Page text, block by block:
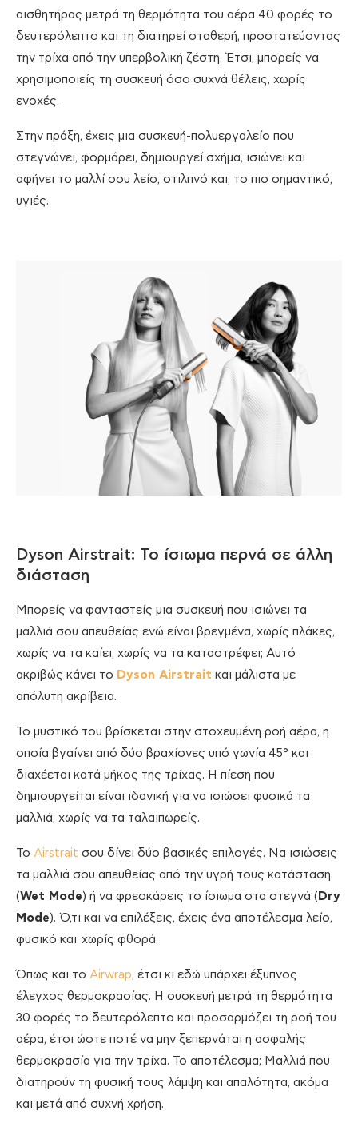
αισθητήρας μετρά τη θερμότητα του αέρα 40 φορές το
δευτερόλεπτο και τη διατηρεί σταθερή, προστατεύοντας
την τρίχα από την υπερβολική ζέστη. Έτσι, μπορείς να
χρησιμοποιείς τη συσκευή όσο συχνά θέλεις, χωρίς
ενοχές.
Στην πράξη, έχεις μια συσκευή-πολυεργαλείο που
στεγνώνει, φορμάρει, δημιουργεί σχήμα, ισιώνει και
αφήνει το μαλλί σου λείο, στιλπνό και, το πιο σημαντικό,
υγιές.
Dyson Airstrait: Το ίσιωμα περνά σε άλλη
διάσταση
Μπορείς να φανταστείς μια συσκευή που ισιώνει τα
μαλλιά σου απευθείας ενώ είναι βρεγμένα, χωρίς πλάκες,
χωρίς να τα καίει, χωρίς να τα καταστρέφει; Αυτό
ακριβώς κάνει το Dyson Airstrait και μάλιστα με
απόλυτη ακρίβεια.
Το μυστικό του βρίσκεται στην στοχευμένη ροή αέρα, η
οποία βγαίνει από δύο βραχίονες υπό γωνία 45° και
διαχέεται κατά μήκος της τρίχας. Η πίεση που
δημιουργείται είναι ιδανική για να ισιώσει φυσικά τα
μαλλιά, χωρίς να τα ταλαιπωρείς.
Το Airstrait σου δίνει δύο βασικές επιλογές. Να ισιώσεις
τα μαλλιά σου απευθείας από την υγρή τους κατάσταση
(Wet Mode) ή να φρεσκάρεις το ίσιωμα στα στεγνά ( Dry
Mode). Ό,τι και να επιλέξεις, έχεις ένα αποτέλεσμα λείο,
φυσικό και χωρίς φθορά.
Όπως και το Airwrap, έτσι κι εδώ υπάρχει έξυπνος
έλεγχος θερμοκρασίας. Η συσκευή μετρά τη θερμότητα
30 φορές το δευτερόλεπτο και προσαρμόζει τη ροή του
αέρα, έτσι ώστε ποτέ να μην ξεπερνάται η ασφαλής
θερμοκρασία για την τρίχα. Το αποτέλεσμα; Μαλλιά που
διατηρούν τη φυσική τους λάμψη και απαλότητα, ακόμα
και μετά από συχνή χρήση.